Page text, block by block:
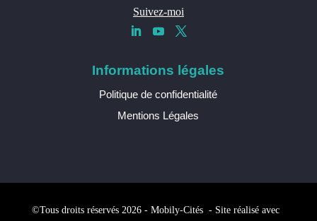
Suivez-moi
Informations légales
Politique de confidentialité
Mentions Légales
©Tous droits réservés 2026 - Mobily-Cités - Site réalisé avec